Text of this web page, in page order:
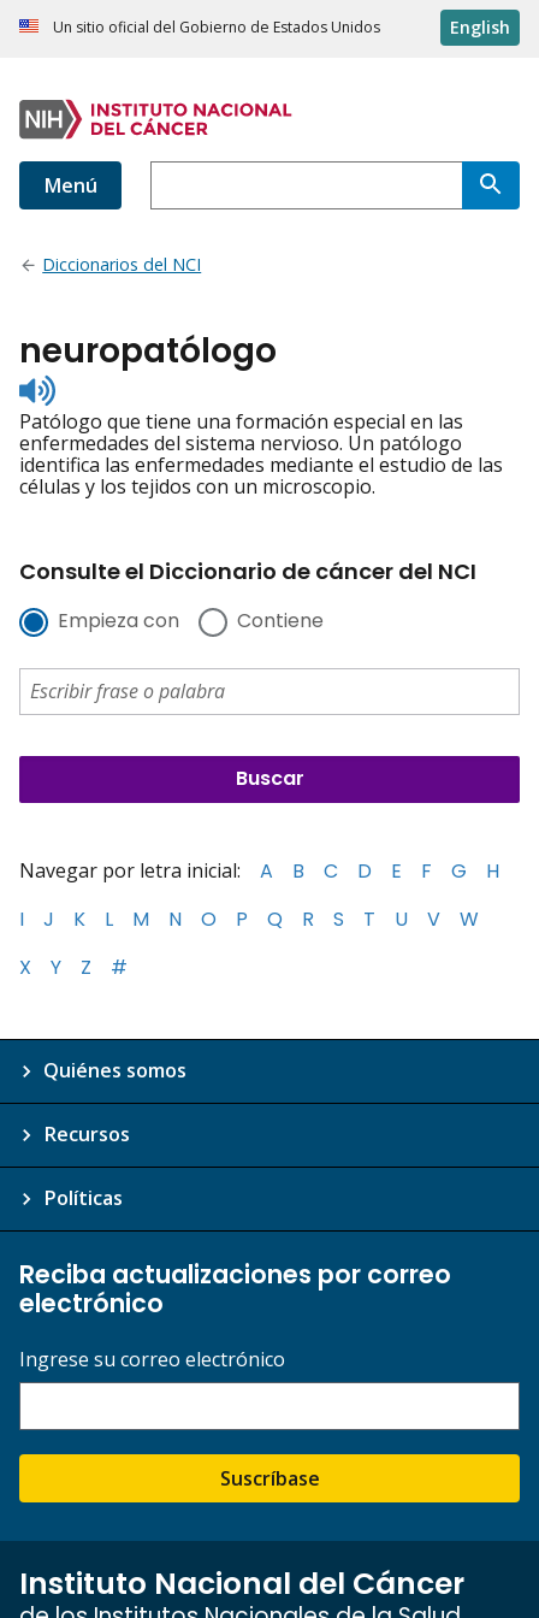
Un sitio oficial del Gobierno de Estados Unidos English
Menú
Diccionarios del NCI
neuropatólogo
Listen
to
pronunciation
Patólogo que tiene una formación especial en las
enfermedades del sistema nervioso. Un patólogo
identifica las enfermedades mediante el estudio de las
células y los tejidos con un microscopio.
Consulte el Diccionario de cáncer del NCI
Empieza con Contiene
Navegar por letra inicial: A B C D E F G
H
I
J K L M N O P Q R S T U V
W
X
Y Z #
Quiénes somos
Recursos
Políticas
Reciba actualizaciones por correo
electrónico
Ingrese su correo electrónico
Suscríbase
Instituto Nacional del Cáncer